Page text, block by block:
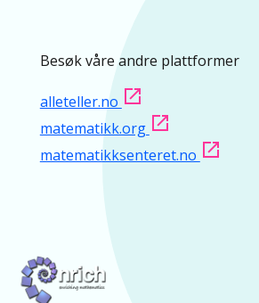
Besøk våre andre plattformer
alleteller.no
matematikk.org
matematikksenteret.no